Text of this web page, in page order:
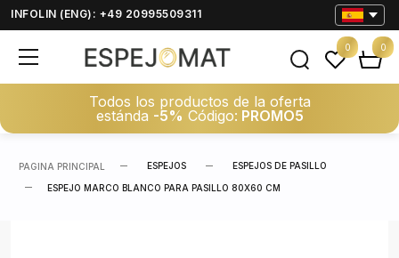
INFOLIN (ENG): +49 20995509311
Todos los productos de la oferta
estánda -5% Código: PROMO5
0 0
PAGINA PRINCIPAL ESPEJOS ESPEJOS DE PASILLO
ESPEJO MARCO BLANCO PARA PASILLO 80X60 CM